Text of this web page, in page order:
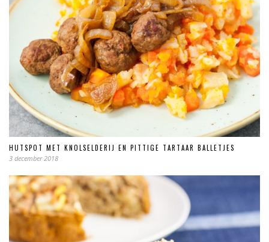
HUTSPOT MET KNOLSELDERIJ EN PITTIGE TARTAAR BALLETJES
3 december 2018